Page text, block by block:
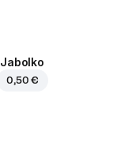
Jabolko
0,50 €